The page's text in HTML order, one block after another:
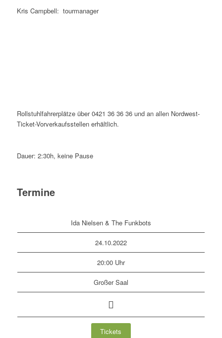
Kris Campbell: tourmanager
Rollstuhlfahrerplätze über 0421 36 36 36 und an allen Nordwest-
Ticket-Vorverkaufsstellen erhältlich.
Dauer: 2:30h, keine Pause
Termine
Ida Nielsen & The Funkbots
24.10.2022
20:00 Uhr
Großer Saal
Tickets